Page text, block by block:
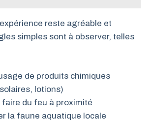
reste agréable et
simples sont à observer, telles
de produits chimiques
lotions)
faire du feu à proximité
la faune aquatique locale